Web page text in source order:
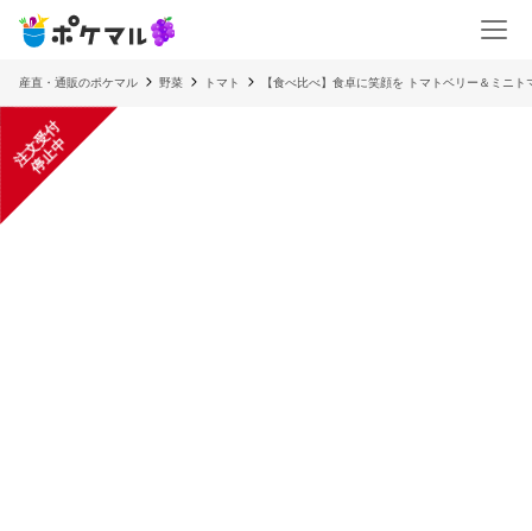
産直・通販のポケマル 野菜 トマト 【食べ比べ】食卓に笑顔を トマトベリー＆ミニ
注
文
受
付
停
止
中